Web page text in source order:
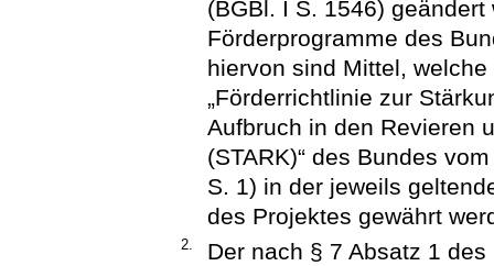
(BGBl. I S. 1546)
Förderprogramme des
hiervon sind Mittel,
„Förderrichtlinie zur
Aufbruch in den Revieren
(STARK)“ des Bundes
S. 1) in der jeweils
des Projektes gewährt
2. Der nach § 7 Absatz 1 des